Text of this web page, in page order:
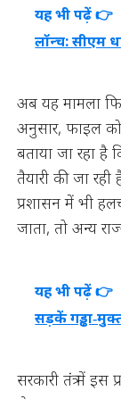
यह भी पढ़ें 👉
लॉन्च: सीएम
अब यह मामला
अनुसार, फाइल को
बताया जा रहा है
तैयारी की जा
प्रशासन में भी
जाता, तो अन्य
यह भी पढ़ें 👉
सड़कें
सरकारी तंत्र में